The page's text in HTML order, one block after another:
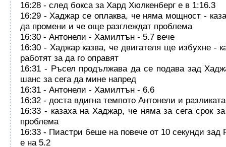
16:28 - след бокса за Хард Хюлкенберг е в 1:16.3
16:29 - Хаджар се оплаква, че няма мощност -
да промени и че още разглеждат проблема
16:30 - Антонели - Хамилтън - 5.7 вече
16:30 - Хаджар казва, че двигателя ще избухне -
работят за да го оправят
16:31 - Ръсел продължава да се подава зад
шанс за сега да мине напред
16:31 - Антонели - Хамилтън - 6.6
16:32 - доста вдигна темпото Антонели и
16:33 - казаха на Хаджар, че няма за сега срок
проблема
16:33 - Пиастри беше на повече от 10 секунди зад
е на 5.2